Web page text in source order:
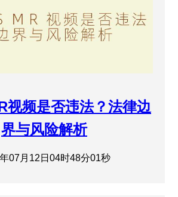
视频是否违法？法律边
界与风险解析
07月12日04时48分01秒